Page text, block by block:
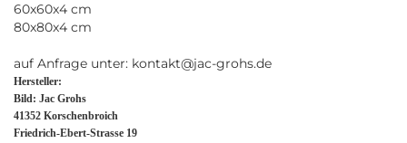
60x60x4 cm
80x80x4 cm
auf Anfrage unter: kontakt@jac-grohs.de
Hersteller:
Bild: Jac Grohs
41352 Korschenbroich
Friedrich-Ebert-Strasse 19